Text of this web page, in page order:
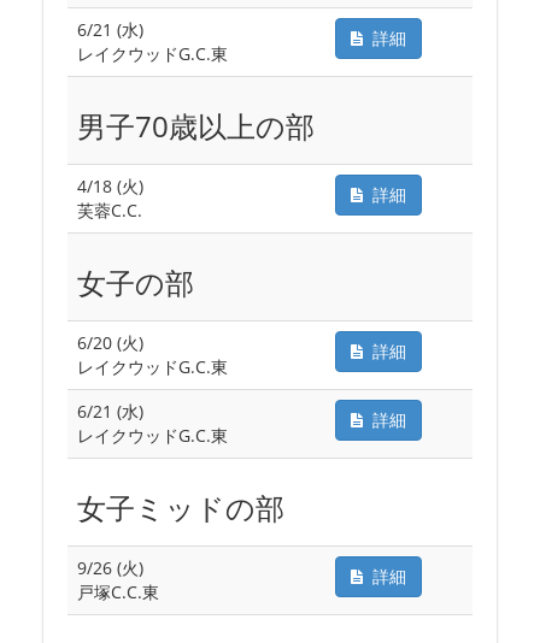
6/21 (水)
レイクウッドG.C.東
詳細
男子70歳以上の部
4/18 (火)
芙蓉C.C.
詳細
女子の部
6/20 (火)
レイクウッドG.C.東
詳細
6/21 (水)
レイクウッドG.C.東
詳細
女子ミッドの部
9/26 (火)
戸塚C.C.東
詳細